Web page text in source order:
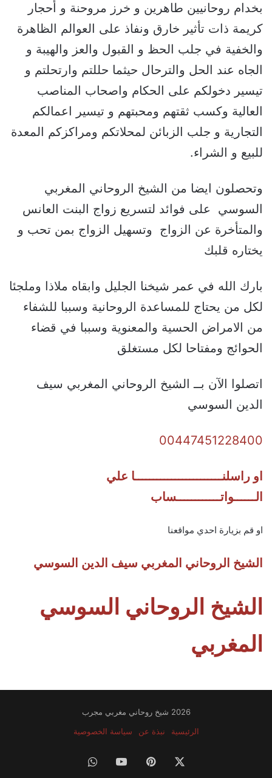
بخدام روحانيين طاهرين و خرز مروحنة و أحجار
كريمة ذات تأثير خارق ونفاذ على العوالم الظاهرة
والخفية في جلب الحظ و القبول والعز والهيبة و
الجاه عند الحل والترحال حيثما حللتم وارتحلتم و
تيسير دخولكم على الحكام واصحاب المناصب
العالية وكسب ثقتهم ومحبتهم و تيسير اعمالكم
التجارية و جلب الزبائن لمحلاتكم ومراكزكم المعدة
للبيع و الشراء.
وتحصلون ايضا من الشيخ الروحاني المغربي
السوسي على فوائد لتسريع زواج البنت العانس
والمتأخرة عن الزواج وتسهيل الزواج بمن تحب و
يختاره قلبك
بارك الله في عمر شيخنا الجليل وابقاه ملاذا وملجئا
لكل من يحتاج للمساعدة الروحانية وسببا للشفاء
من الامراض الحسية والمعنوية وسببا في قضاء
الحوائج ومفتاحا لكل مستغلق
اتصلوا الآن بــ الشيخ الروحاني المغربي سيف
الدين السوسي
00447451228400
او راسلنــــــــــــــــــــــــا علي
الــــــواتــــــــــــساب
او قم بزيارة احدي مواقعنا
الشيخ الروحاني المغربي سيف الدين السوسي
الشيخ الروحاني السوسي
المغربي
2026 شيخ روحاني مغربي مجرب
الرئيسية
نبذة عن سياسة الخصوصية
بينتيريست‫YouTubeواتساب